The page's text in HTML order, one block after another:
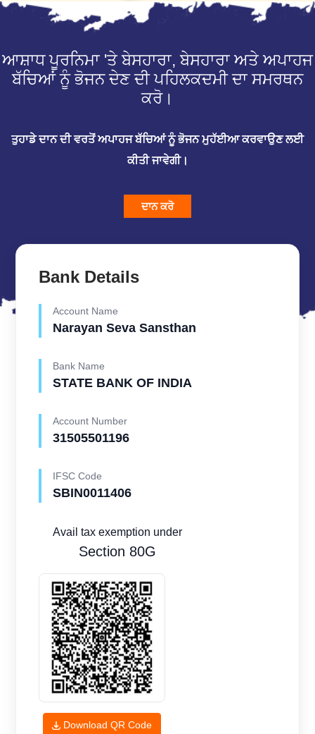
ਆਸ਼ਾਧ ਪੂਰਨਿਮਾ 'ਤੇ ਬੇਸਹਾਰਾ, ਬੇਸਹਾਰਾ ਅਤੇ ਅਪਾਹਜ
ਬੱਚਿਆਂ ਨੂੰ ਭੋਜਨ ਦੇਣ ਦੀ ਪਹਿਲਕਦਮੀ ਦਾ ਸਮਰਥਨ
ਕਰੋ।
ਤੁਹਾਡੇ ਦਾਨ ਦੀ ਵਰਤੋਂ ਅਪਾਹਜ ਬੱਚਿਆਂ ਨੂੰ ਭੋਜਨ ਮੁਹੱਈਆ ਕਰਵਾਉਣ ਲਈ
ਕੀਤੀ ਜਾਵੇਗੀ।
ਦਾਨ ਕਰੋ
Bank Details
Account Name
Narayan Seva Sansthan
Bank Name
STATE BANK OF INDIA
Account Number
31505501196
IFSC Code
SBIN0011406
Avail tax exemption under
Section 80G
Download QR Code